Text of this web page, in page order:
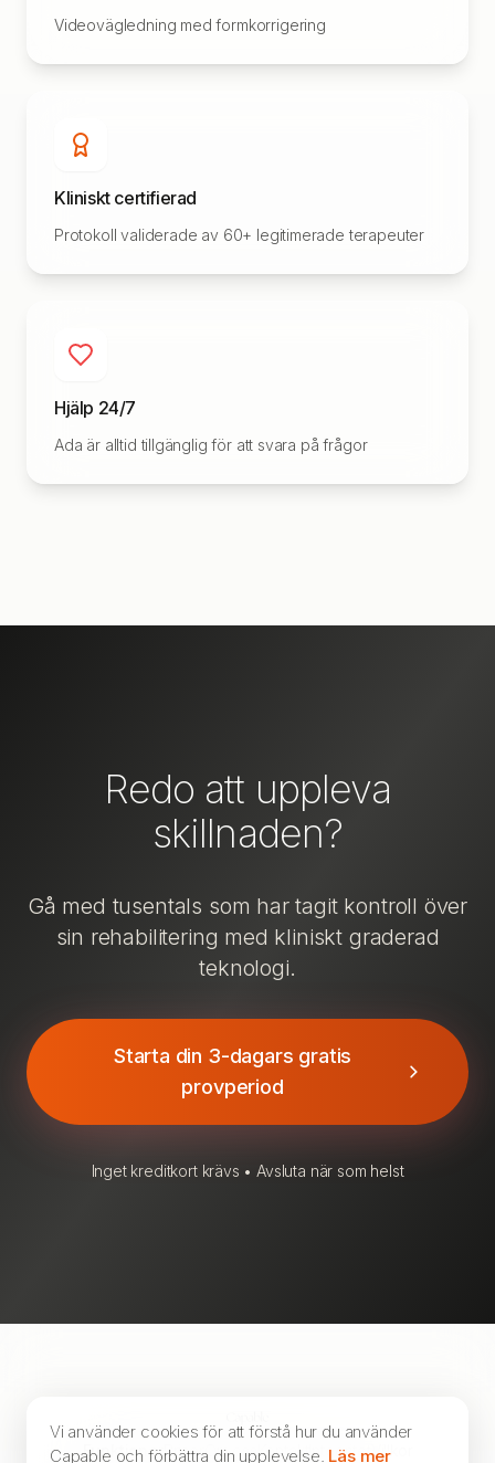
Videovägledning med formkorrigering
Kliniskt certifierad
Protokoll validerade av 60+ legitimerade terapeuter
Hjälp 24/7
Ada är alltid tillgänglig för att svara på frågor
Redo att uppleva
skillnaden?
Gå med tusentals som har tagit kontroll över
sin rehabilitering med kliniskt graderad
teknologi.
Starta din 3-dagars gratis
provperiod
Inget kreditkort krävs • Avsluta när som helst
FunktionerPriserOm ossKontaktIntegritetVillkor
Vi använder cookies för att förstå hur du använder
Capable och förbättra din upplevelse. Läs mer